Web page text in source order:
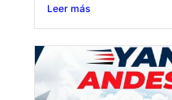
Leer más